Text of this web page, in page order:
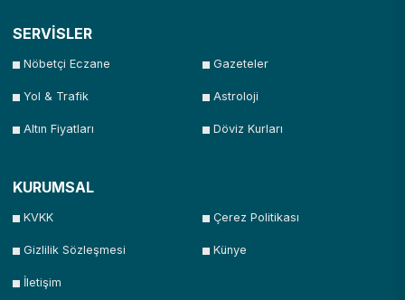
SERVİSLER
Nöbetçi Eczane Gazeteler
Yol & Trafik Astroloji
Altın Fiyatları Döviz Kurları
KURUMSAL
KVKK Çerez Politikası
Gizlilik Sözleşmesi Künye
İletişim